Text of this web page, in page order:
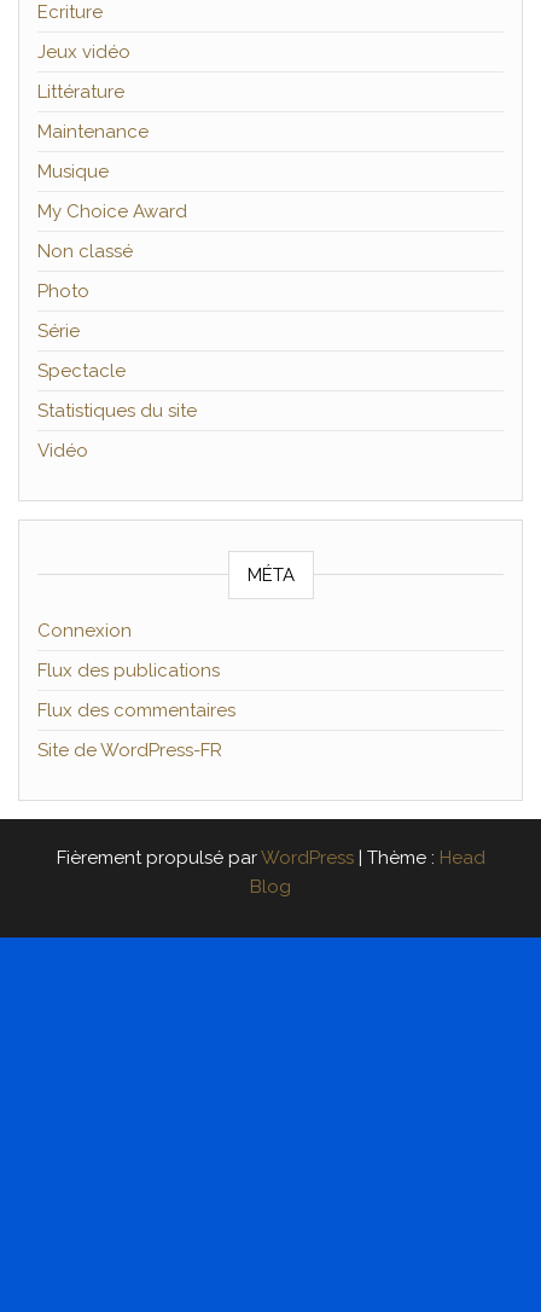
Ecriture
Jeux vidéo
Littérature
Maintenance
Musique
My Choice Award
Non classé
Photo
Série
Spectacle
Statistiques du site
Vidéo
MÉTA
Connexion
Flux des publications
Flux des commentaires
Site de WordPress-FR
Fièrement propulsé parWordPress | Thème : Head
Blog